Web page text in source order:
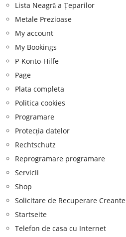
Lista Neagră a Țeparilor
Metale Prezioase
My account
My Bookings
P-Konto-Hilfe
Page
Plata completa
Politica cookies
Programare
Protecția datelor
Rechtschutz
Reprogramare programare
Servicii
Shop
Solicitare de Recuperare Creante
Startseite
Telefon de casa cu Internet